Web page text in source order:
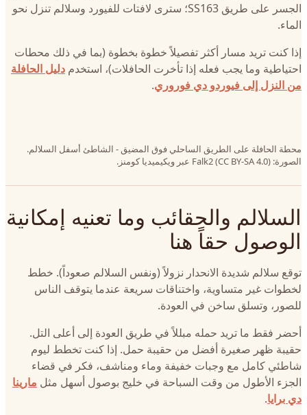
الجسر على طريق SS163؛ سترى لافتات للفيورد وسلالم تنزل نحو
الماء.
إذا كنت تريد مسار أكثر تفصيلاً خطوة بخطوة (بما في ذلك محطات
احتياطية وما يجب فعله إذا تأخرت الحافلات)، استخدم دليل الحافلة
من النزل إلى فيوردو دي فوروري.
محطة الحافلة على الطريق الساحلي فوق المضيق - الشاطئ أسفل السلالم.
الصورة: Falk2 (CC BY-SA 4.0) عبر ويكيميديا كومنز.
السلالم والحقائب وما تعنيه إمكانية
الوصول حقاً هنا
توقع سلالم شديدة الانحدار نزولاً (ونفس السلالم صعوداً). خطط
لخطوات غير متساوية، واختناقات سريعة عندما يتوقف الناس
للصور، وتسلق ساخن في العودة.
أحضر فقط ما تريد حمله مبللاً في طريق العودة إلى أعلى التل.
حقيبة ظهر صغيرة أفضل من حقيبة حمل. إذا كنت تخطط ليوم
شاطئي كامل مع وجبات خفيفة وماء ومناشف، فكر في قضاء
الجزء الأطول من وقت السباحة في خليج بوصول أسهل مثل مارينا
دي برايا.